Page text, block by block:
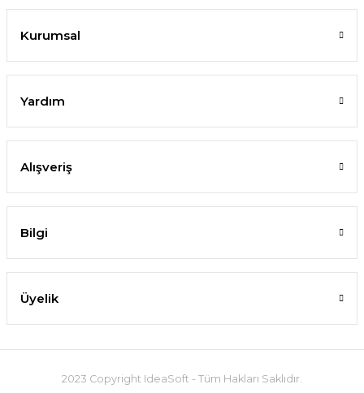
Kurumsal
Yardım
Alışveriş
Bilgi
Üyelik
2023 Copyright IdeaSoft - Tüm Hakları Saklıdır.